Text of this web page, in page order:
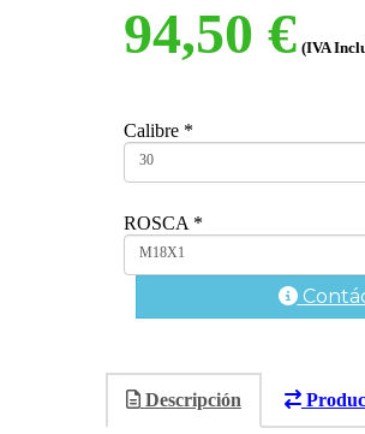
94,50 € (IVA
Calibre *
30
ROSCA *
M18X1
Descripción